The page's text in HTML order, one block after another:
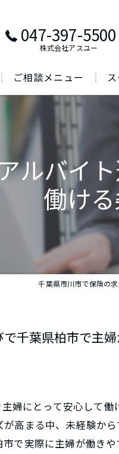
047-397-5500
株式会社アスユー
ご相談メニュー
ルバイ
働け
千葉県市川市で保険の
千葉県柏市で主
婦にとって安心して
高まる中、未経験か
で実際に主婦が働き